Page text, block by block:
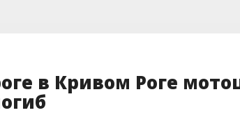
в Кривом Роге